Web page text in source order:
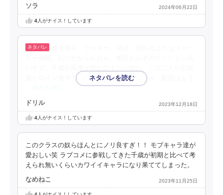
ソラ 2024年06月22日
4人がナイス！しています
派ヒロイン過ぎて芦花はなんか別枠な感じｗ 船堀はもう
ドリル 2023年12月18日
4人がナイス！しています
このクラスの奴らほんとにノリ良すぎ！！ モブキャラ達が
愛おしい笑 ラブコメに参戦してきた千歳が初期と比べて考
えられ無いくらいカワイイキャラになり果ててしまった。
なめねこ 2023年11月25日